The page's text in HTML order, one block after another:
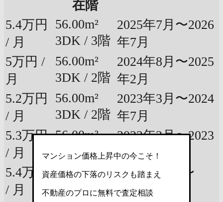
在階
5.4万円
/ 月
56.00m²
3DK / 3階
2025年7月〜2026
年7月
5万円 /
月
56.00m²
3DK / 2階
2024年8月〜2025
年2月
5.2万円
/ 月
56.00m²
3DK / 2階
2023年3月〜2024
年7月
5.3万円
/ 月
56.00m²
3DK / 2階
2022年2月〜2023
年2月
5.4万円
/ 月
56.00m²
3DK / 3階
2021年12月〜
2022年3月
マンション価格上昇中の今こそ！
資産価格の下落のリスクも踏まえ
不動産のプロに無料で査定相談